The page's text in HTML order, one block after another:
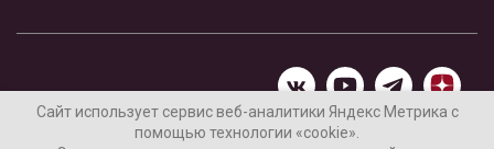
Материалы предоставлены редакцией Интернет-газеты
Сайт использует сервис веб-аналитики Яндекс Метрика с
помощью технологии «cookie».